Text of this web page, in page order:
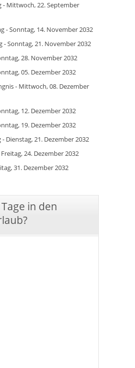
- Mittwoch, 22. September
- Sonntag, 14. November 2032
- Sonntag, 21. November 2032
28. November 2032
05. Dezember 2032
- Mittwoch, 08. Dezember
12. Dezember 2032
19. Dezember 2032
Dienstag, 21. Dezember 2032
24. Dezember 2032
31. Dezember 2032
in den